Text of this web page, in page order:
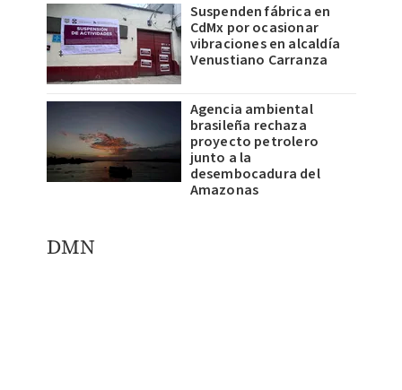
Suspenden fábrica en
CdMx por ocasionar
vibraciones en alcaldía
Venustiano Carranza
Agencia ambiental
brasileña rechaza
proyecto petrolero
junto a la
desembocadura del
Amazonas
DMN​